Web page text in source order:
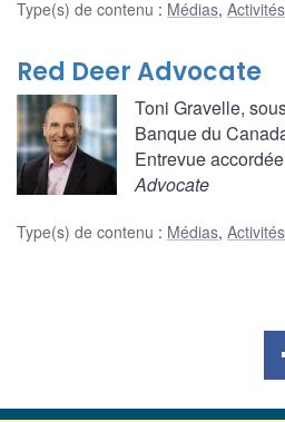
Type(s) de contenu : Médias,
Red Deer Advocate
Toni Gravelle,
Banque du
Entrevue
Advocate
Type(s) de contenu : Médias,